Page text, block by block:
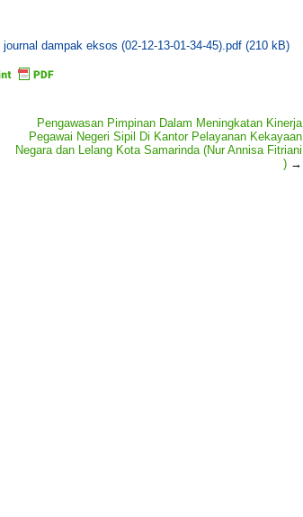
journal dampak eksos (02-12-13-01-34-45).pdf (210 kB)
Pengawasan Pimpinan Dalam Meningkatan Kinerja
Pegawai Negeri Sipil Di Kantor Pelayanan Kekayaan
Negara dan Lelang Kota Samarinda (Nur Annisa Fitriani
) →